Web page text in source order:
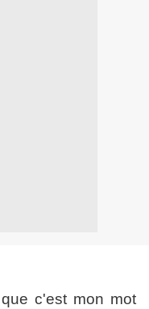
c'est mon mot